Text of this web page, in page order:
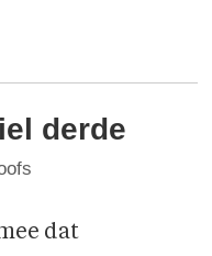
derde
dat